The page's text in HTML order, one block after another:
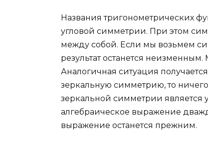
Названия тригонометрических
угловой симметрии. При этом
между собой. Если мы возьмем
результат останется
Аналогичная ситуация
зеркальную симметрию, то
зеркальной симметрии
алгебраическое выражение
выражение останется прежним.